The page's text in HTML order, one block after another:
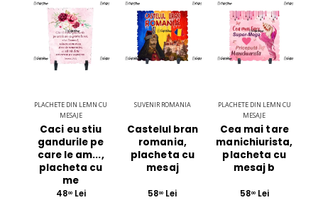
PLACHETE DIN LEMN CU
MESAJE
Caci eu stiu
gandurile pe
care le am...,
placheta cu
me
4800Lei
SUVENIR ROMANIA
Castelul bran
romania,
placheta cu
mesaj
5800 Lei
PLACHETE DIN LEMN CU
MESAJE
Cea mai tare
manichiurista,
placheta cu
mesaj b
5800Lei